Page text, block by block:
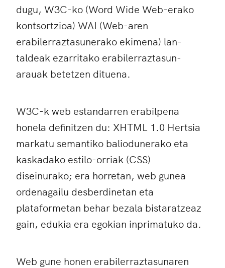
dugu, W3C-ko (Word Wide Web-erako
kontsortzioa) WAI (Web-aren
erabilerraztasunerako ekimena) lan-
taldeak ezarritako erabilerraztasun-
arauak betetzen dituena.
W3C-k web estandarren erabilpena
honela definitzen du: XHTML 1.0 Hertsia
markatu semantiko baliodunerako eta
kaskadako estilo-orriak (CSS)
diseinurako; era horretan, web gunea
ordenagailu desberdinetan eta
plataformetan behar bezala bistaratzeaz
gain, edukia era egokian inprimatuko da.
Web gune honen erabilerraztasunaren